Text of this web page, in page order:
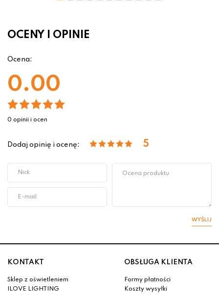
OCENY I OPINIE
Ocena:
0.00
0 opinii i ocen
Dodaj opinię i ocenę: 5
WYŚLIJ
KONTAKT
Sklep z oświetleniem
ILOVE LIGHTING
OBSŁUGA KLIENTA
Formy płatności
Koszty wysyłki